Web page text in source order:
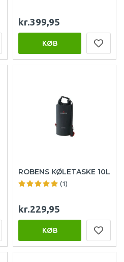
kr.399,95
KØB
ROBENS KØLETASKE 10L
(1)
kr.229,95
KØB